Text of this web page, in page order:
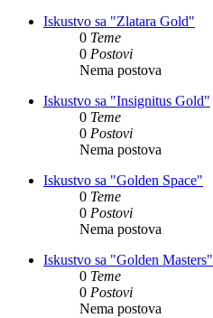
Iskustvo sa "Zlatara Gold"
0 Teme
0 Postovi
Nema postova
Iskustvo sa "Insignitus Gold"
0 Teme
0 Postovi
Nema postova
Iskustvo sa "Golden Space"
0 Teme
0 Postovi
Nema postova
Iskustvo sa "Golden Masters"
0 Teme
0 Postovi
Nema postova